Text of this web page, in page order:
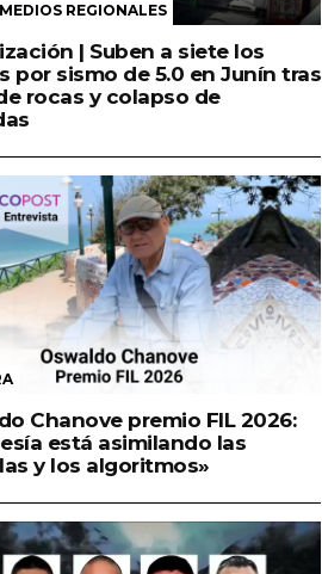
REGIONALES
| Suben a siete los
por sismo de 5.0 en Junín tras
rocas y colapso de
Chanove premio FIL 2026:
está asimilando las
y los algoritmos»